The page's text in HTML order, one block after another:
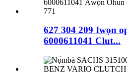
627 304 209 Iwọn
6000611041 Clut...